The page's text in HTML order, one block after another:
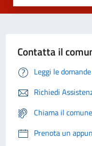
Contatta il
Leggi le
Richiedi
Chiama il
Prenota un